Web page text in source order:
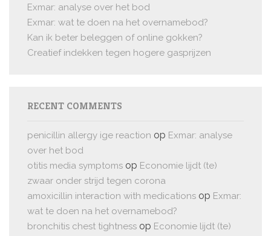
Exmar: analyse over het bod
Exmar: wat te doen na het overnamebod?
Kan ik beter beleggen of online gokken?
Creatief indekken tegen hogere gasprijzen
RECENT COMMENTS
penicillin allergy ige reaction op Exmar: analyse
over het bod
otitis media symptoms op Economie lijdt (te)
zwaar onder strijd tegen corona
amoxicillin interaction with medications op Exmar:
wat te doen na het overnamebod?
bronchitis chest tightness op Economie lijdt (te)